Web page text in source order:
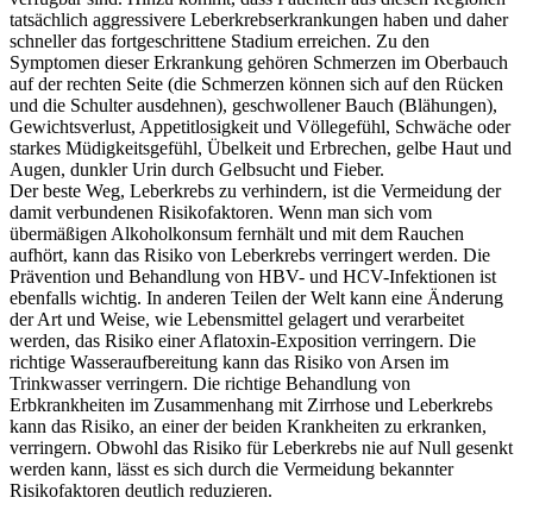
tatsächlich aggressivere Leberkrebserkrankungen haben und daher
schneller das fortgeschrittene Stadium erreichen. Zu den
Symptomen dieser Erkrankung gehören Schmerzen im Oberbauch
auf der rechten Seite (die Schmerzen können sich auf den Rücken
und die Schulter ausdehnen), geschwollener Bauch (Blähungen),
Gewichtsverlust, Appetitlosigkeit und Völlegefühl, Schwäche oder
starkes Müdigkeitsgefühl, Übelkeit und Erbrechen, gelbe Haut und
Augen, dunkler Urin durch Gelbsucht und Fieber.
Der beste Weg, Leberkrebs zu verhindern, ist die Vermeidung der
damit verbundenen Risikofaktoren. Wenn man sich vom
übermäßigen Alkoholkonsum fernhält und mit dem Rauchen
aufhört, kann das Risiko von Leberkrebs verringert werden. Die
Prävention und Behandlung von HBV- und HCV-Infektionen ist
ebenfalls wichtig. In anderen Teilen der Welt kann eine Änderung
der Art und Weise, wie Lebensmittel gelagert und verarbeitet
werden, das Risiko einer Aflatoxin-Exposition verringern. Die
richtige Wasseraufbereitung kann das Risiko von Arsen im
Trinkwasser verringern. Die richtige Behandlung von
Erbkrankheiten im Zusammenhang mit Zirrhose und Leberkrebs
kann das Risiko, an einer der beiden Krankheiten zu erkranken,
verringern. Obwohl das Risiko für Leberkrebs nie auf Null gesenkt
werden kann, lässt es sich durch die Vermeidung bekannter
Risikofaktoren deutlich reduzieren.